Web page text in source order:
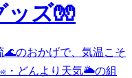
ッズ🧤
🌊のおかげで、気温こそ
・どんより天気🌥️の組